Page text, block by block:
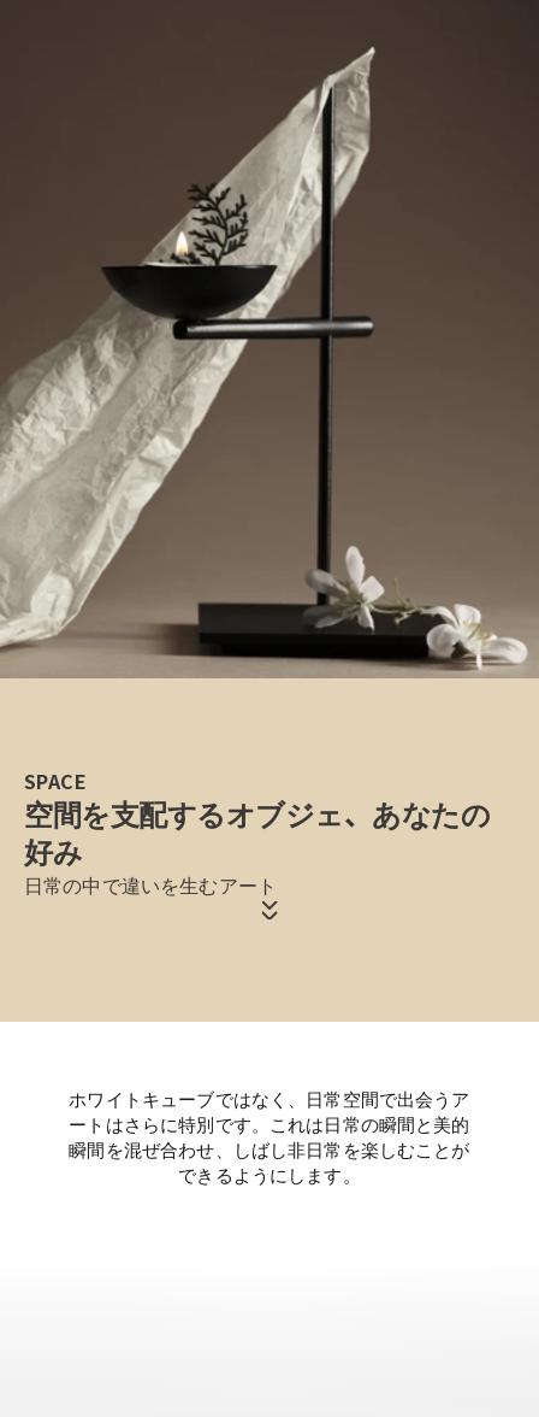
SPACE
空間を支配するオブジェ、あなたの
好み
日常の中で違いを生むアート
ホワイトキューブではなく、日常空間で出会うア
ートはさらに特別です。これは日常の瞬間と美的
瞬間を混ぜ合わせ、しばし非日常を楽しむことが
できるようにします。